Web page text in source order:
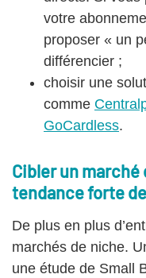
votre
proposer « un
différencier ;
choisir une
comme
GoCardless.
Cibler un
tendance forte
De plus en plus
marchés de niche.
une étude de Small